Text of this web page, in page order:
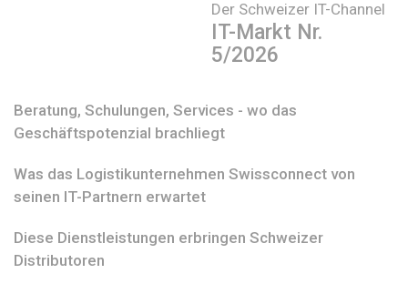
Der Schweizer IT-Channel
IT-Markt Nr.
5/2026
Beratung, Schulungen, Services - wo das
Geschäftspotenzial brachliegt
Was das Logistikunternehmen Swissconnect von
seinen IT-Partnern erwartet
Diese Dienstleistungen erbringen Schweizer
Distributoren